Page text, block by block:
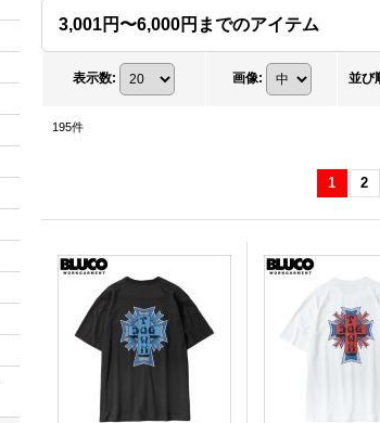
3,001円〜6,000円までのアイテム
表示数: 画像: 並び
195件
1 2